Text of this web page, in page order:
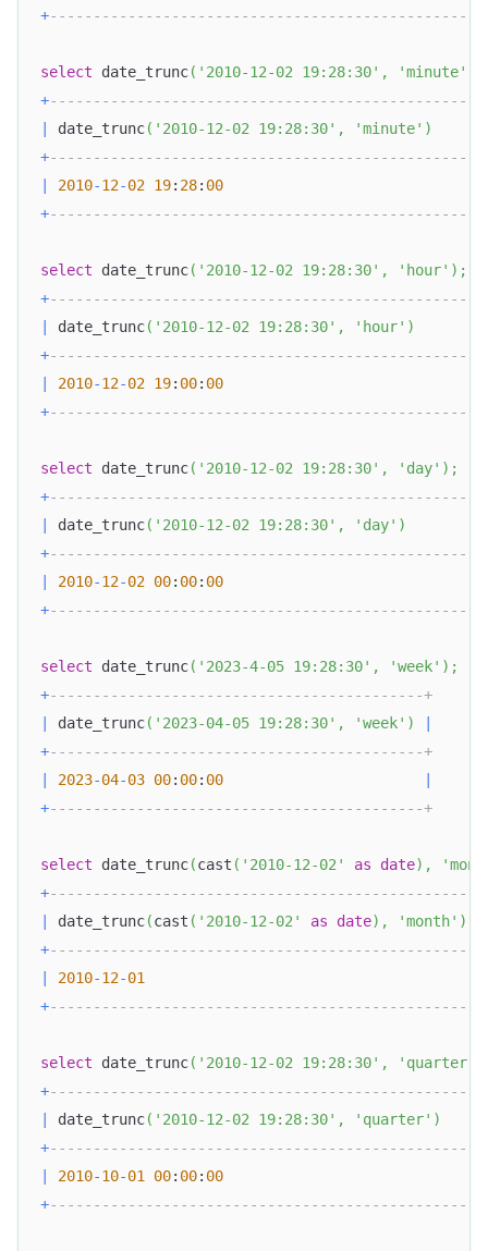
+
select date_trunc( '2010-12-02 19:28:30' , 'minute'
+-------------------------------------------------+
date_trunc( '2010-12-02 19:28:30' , 'minute' )
+-------------------------------------------------+
2010-12-02 19: 28: 00
+-------------------------------------------------+
select date_trunc( '2010-12-02 19:28:30' , 'hour' ) ;
+-------------------------------------------------+
date_trunc( '2010-12-02 19:28:30' , 'hour' )
+-------------------------------------------------+
2010-12-02 19: 00: 00
+-------------------------------------------------+
select date_trunc( '2010-12-02 19:28:30' , 'day' ) ;
+-------------------------------------------------+
date_trunc( '2010-12-02 19:28:30' , 'day' )
+-------------------------------------------------+
2010-12-02 00: 00: 00
+-------------------------------------------------+
select date_trunc( '2023-4-05 19:28:30' , 'week' ) ;
+-------------------------------------------+
date_trunc( '2023-04-05 19:28:30' , 'week' )
+-------------------------------------------+
2023-04-03 00: 00: 00
+-------------------------------------------+
select date_trunc(cast ( '2010-12-02' as date) ,
+-------------------------------------------------+
date_trunc(cast ( '2010-12-02' as date) , 'month' )
+-------------------------------------------------+
2010-12-01
+-------------------------------------------------+
select date_trunc( '2010-12-02 19:28:30' , 'quarter'
+-------------------------------------------------+
date_trunc( '2010-12-02 19:28:30' , 'quarter' )
+-------------------------------------------------+
2010-10-01 00: 00: 00
+-------------------------------------------------+